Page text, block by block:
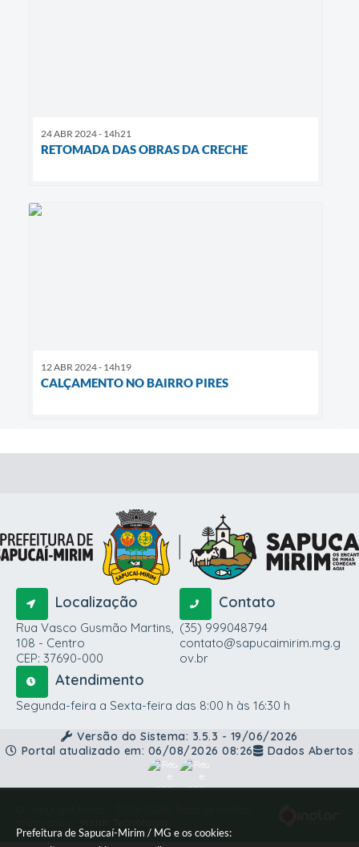
Prefeitura de Sapucaí-Mirim / MG e os cookies:
24 ABR 2024 - 14h21
RETOMADA DAS OBRAS DA CRECHE
12 ABR 2024 - 14h19
CALÇAMENTO NO BAIRRO PIRES
Localização
Rua Vasco Gusmão Martins,
108 - Centro
CEP: 37690-000
Contato
(35) 999048794
contato@sapucaimirim.mg.g
ov.br
Atendimento
Segunda-feira a Sexta-feira das 8:00 h às 16:30 h
Versão do Sistema: 3.5.3 - 19/06/2026
Portal atualizado em: 06/08/2026 08:26 Dados Abertos